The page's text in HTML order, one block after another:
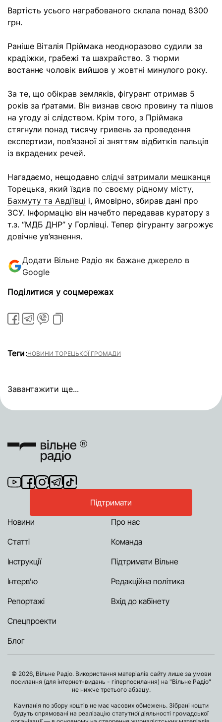
Вартість усього награбованого склала понад 8300
грн.
Раніше Віталія Пріймака неодноразово судили за
крадіжки, грабежі та шахрайство. З тюрми
востаннє чоловік вийшов у жовтні минулого року.
За те, що обікрав земляків, фігурант отримав 5
років за ґратами. Він визнав свою провину та пішов
на угоду зі слідством. Крім того, з Пріймака
стягнули понад тисячу гривень за проведення
експертизи, пов’язаної зі зняттям відбитків пальців
із вкрадених речей.
Нагадаємо, нещодавно слідчі затримали мешканця
Торецька, який їздив по своєму рідному місту,
Бахмуту та Авдіївці і, ймовірно, збирав дані про
ЗСУ. Інформацію він начебто передавав куратору з
т.з. “МДБ ДНР” у Горлівці. Тепер фігуранту загрожує
довічне ув’язнення.
Додати Вільне Радіо як бажане джерело в
Google
Поділитися у соцмережах
Теги:НОВИНИ ТОРЕЦЬКОЇ ГРОМАДИ
Завантажити ще...
Підтримати
Новини
Статті
Інструкції
Інтерв’ю
Репортажі
Спецпроекти
Блог
Про нас
Команда
Підтримати Вільне
Редакційна політика
Вхід до кабінету
© 2026, Вільне Радіо. Використання матеріалів сайту лише за умови
посилання (для інтернет-видань - гіперпосилання) на "Вільне Радіо"
не нижче третього абзацу.
Кампанія по збору коштів не має часових обмежень. Зібрані кошти
будуть спрямовані на реалізацію статутної діяльності громадської